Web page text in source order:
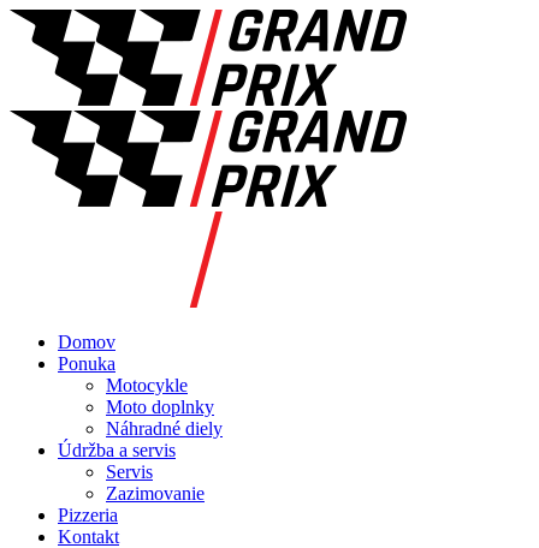
Domov
Ponuka
Motocykle
Moto doplnky
Náhradné diely
Údržba a servis
Servis
Zazimovanie
Pizzeria
Kontakt